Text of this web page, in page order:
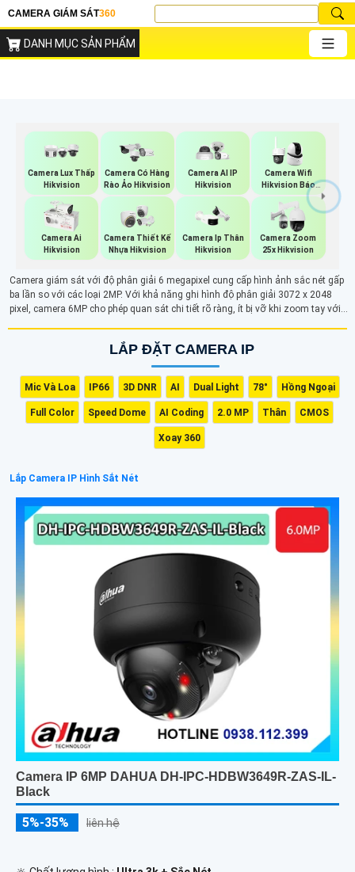
CAMERA GIÁM SÁT360
DANH MỤC SẢN PHẨM
Camera Lux Thấp
Hikvision
Camera Có Hàng
Rào Ảo Hikvision
Camera AI IP
Hikvision
Camera Wifi
Hikvision Báo
Động
Camera Ai
Hikvision
Camera Thiết Kế
Nhựa Hikvision
Camera Ip Thân
Hikvision
Camera Zoom
25x Hikvision
Camera giám sát với độ phân giải 6 megapixel cung cấp hình ảnh sắc nét gấp
ba lần so với các loại 2MP. Với khả năng ghi hình độ phân giải 3072 x 2048
pixel, camera 6MP cho phép quan sát chi tiết rõ ràng, ít bị vỡ khi zoom tay với 6
LẮP ĐẶT CAMERA IP
Mic Và Loa IP66 3D DNR AI Dual Light 78° Hồng Ngoại
Full Color Speed Dome AI Coding 2.0 MP Thân CMOS
Xoay 360
Lắp Camera IP Hình Sắt Nét
Camera IP 6MP DAHUA DH-IPC-HDBW3649R-ZAS-IL-
Black
5%-35% liên hệ